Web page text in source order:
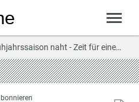
naht - Zeit für eine…